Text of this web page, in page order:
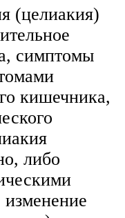
(целиакия)
симптомы
кишечника,
либо